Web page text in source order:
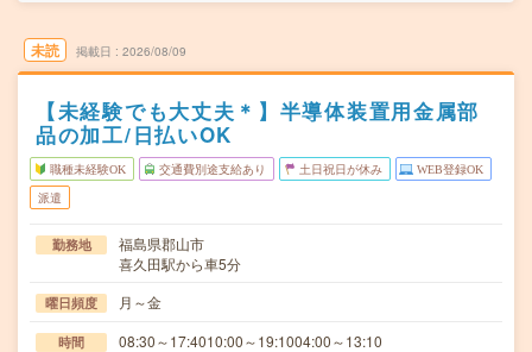
未読 掲載日 2026/08/09
【未経験でも大丈夫＊】半導体装置用金属部
品の加工/日払いOK
職種未経験OK 交通費別途支給あり 土日祝日が休み WEB登録OK
派遣
勤務地
福島県郡山市
喜久田駅から車5分
曜日頻度 月～金
時間 08:30～17:4010:00～19:1004:00～13:10